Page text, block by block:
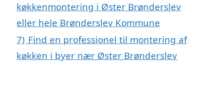
køkkenmontering i Øster Brønderslev
eller hele Brønderslev Kommune
7) Find en professionel til montering af
køkken i byer nær Øster Brønderslev